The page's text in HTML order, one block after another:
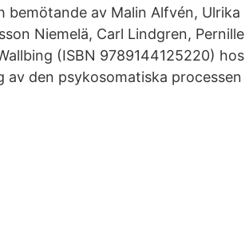
av Malin Alfvén, Ulrika
Niemelä, Carl Lindgren, Pernille
(ISBN 9789144125220) hos
av den psykosomatiska processen